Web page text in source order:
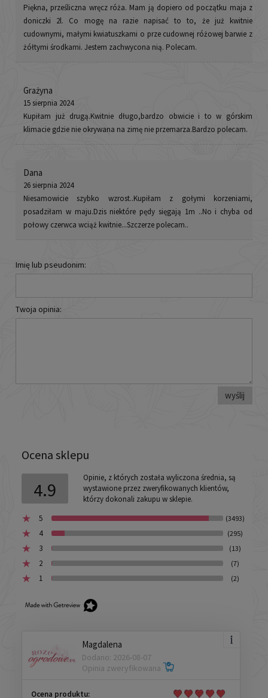
Piękna, prześliczna wręcz róża. Mam ją dopiero od początku maja z
doniczki 2l. Co mogę na razie napisać to to, że już kwitnie
cudownymi, małymi kwiatuszkami o prze cudownej różowej barwie z
żółtymi środkami. Jestem zachwycona nią. Polecam.
Grażyna
15 sierpnia 2024
Kupiłam już drugą.Kwitnie długo,bardzo obwicie i to w górskim
klimacie gdzie nie okrywana na zimę nie przemarza.Bardzo polecam.
Dana
26 sierpnia 2024
Niesamowicie szybko wzrost..Kupiłam z gołymi korzeniami,
posadziłam w maju.Dzis niektóre pędy sięgają 1m ..No i chyba od
połowy czerwca wciąż kwitnie...Szczerze polecam..
Imię lub pseudonim:
Twoja opinia:
wyślij
Ocena sklepu
4.9
Opinie, z których została wyliczona średnia, są
wystawione przez zweryfikowanych klientów,
którzy dokonali zakupu w sklepie.
5
(3493)
4 (295)
3 (13)
2 (7)
1 (2)
Magdalena
Dodano: 2026-08-07
Opinia zweryfikowana
Ocena produktu: